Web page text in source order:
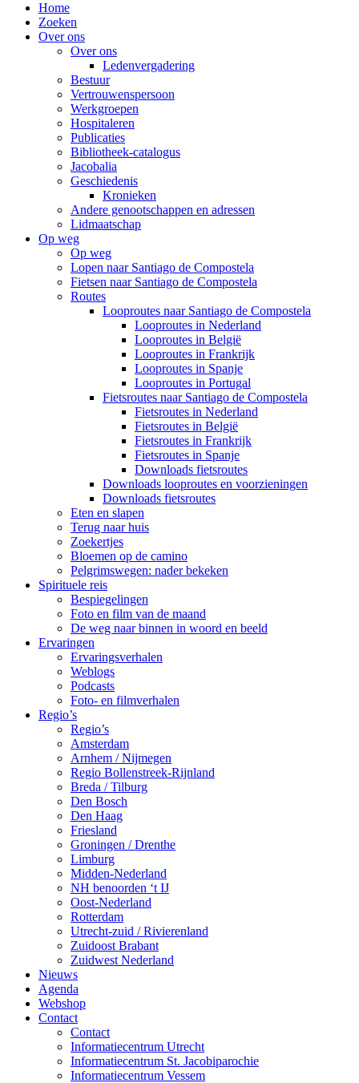
Home
Zoeken
Over ons
Over ons
Ledenvergadering
Bestuur
Vertrouwenspersoon
Werkgroepen
Hospitaleren
Publicaties
Bibliotheek-catalogus
Jacobalia
Geschiedenis
Kronieken
Andere genootschappen en adressen
Lidmaatschap
Op weg
Op weg
Lopen naar Santiago de Compostela
Fietsen naar Santiago de Compostela
Routes
Looproutes naar Santiago de Compostela
Looproutes in Nederland
Looproutes in België
Looproutes in Frankrijk
Looproutes in Spanje
Looproutes in Portugal
Fietsroutes naar Santiago de Compostela
Fietsroutes in Nederland
Fietsroutes in België
Fietsroutes in Frankrijk
Fietsroutes in Spanje
Downloads fietsroutes
Downloads looproutes en voorzieningen
Downloads fietsroutes
Eten en slapen
Terug naar huis
Zoekertjes
Bloemen op de camino
Pelgrimswegen: nader bekeken
Spirituele reis
Bespiegelingen
Foto en film van de maand
De weg naar binnen in woord en beeld
Ervaringen
Ervaringsverhalen
Weblogs
Podcasts
Foto- en filmverhalen
Regio’s
Regio’s
Amsterdam
Arnhem / Nijmegen
Regio Bollenstreek-Rijnland
Breda / Tilburg
Den Bosch
Den Haag
Friesland
Groningen / Drenthe
Limburg
Midden-Nederland
NH benoorden ‘t IJ
Oost-Nederland
Rotterdam
Utrecht-zuid / Rivierenland
Zuidoost Brabant
Zuidwest Nederland
Nieuws
Agenda
Webshop
Contact
Contact
Informatiecentrum Utrecht
Informatiecentrum St. Jacobiparochie
Informatiecentrum Vessem